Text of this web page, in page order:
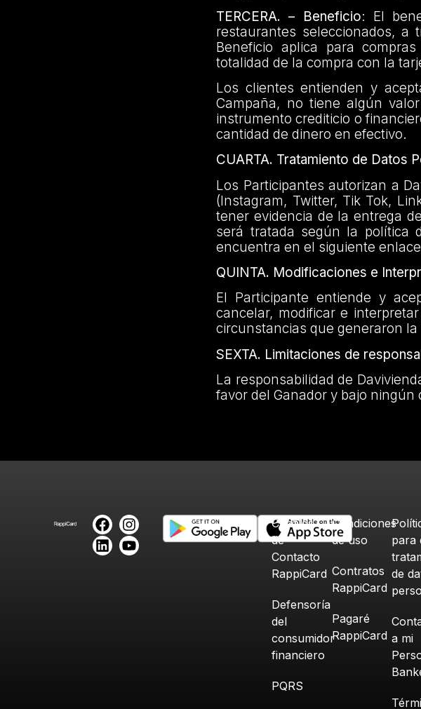
TERCERA. – Beneficio: El
restaurantes seleccionados, a
Beneficio aplica para
totalidad de la compra con la
Los clientes entienden y
Campaña, no tiene algún
instrumento crediticio o
cantidad de dinero en efectivo.
CUARTA. Tratamiento de Datos
Los Participantes autorizan a
(Instagram, Twitter, Tik Tok,
tener evidencia de la entrega
será tratada según la política
encuentra en el siguiente
QUINTA. Modificaciones e
El Participante entiende y
cancelar, modificar e
circunstancias que generaron
SEXTA. Limitaciones de
La responsabilidad de
favor del Ganador y bajo
Canales
de
Contacto
RappiCard
Defensoría
del
consumidor
financiero
PQRS
Condiciones
de uso
Contratos
RappiCard
Pagaré
RappiCard
para
de
a mi